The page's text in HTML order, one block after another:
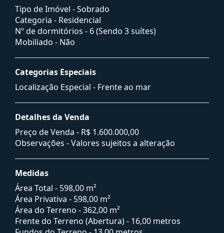
Tipo de Imóvel - Sobrado
Categoria - Residencial
Nº de dormitórios - 6 (Sendo 3 suítes)
Mobiliado - Não
Categorias Especiais
Localização Especial - Frente ao mar
Detalhes da Venda
Preço de Venda - R$ 1.600.000,00
Observações - Valores sujeitos a alteração
Medidas
Área Total - 598,00 m²
Área Privativa - 598,00 m²
Área do Terreno - 362,00 m²
Frente do Terreno (Abertura) - 16,00 metros